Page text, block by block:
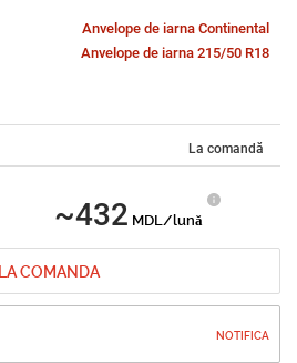
Anvelope de iarna Continental
Anvelope de iarna 215/50 R18
La comandă
~432 MDL/lună
LA COMANDA
NOTIFICA